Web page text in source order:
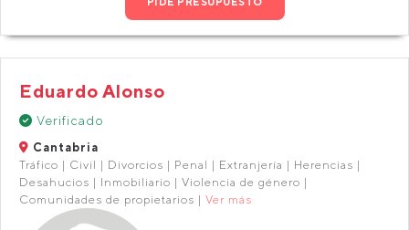
Eduardo Alonso
Verificado
Cantabria
Tráfico | Civil | Divorcios | Penal | Extranjería | Herencias |
Desahucios | Inmobiliario | Violencia de género |
Comunidades de propietarios | Ver más